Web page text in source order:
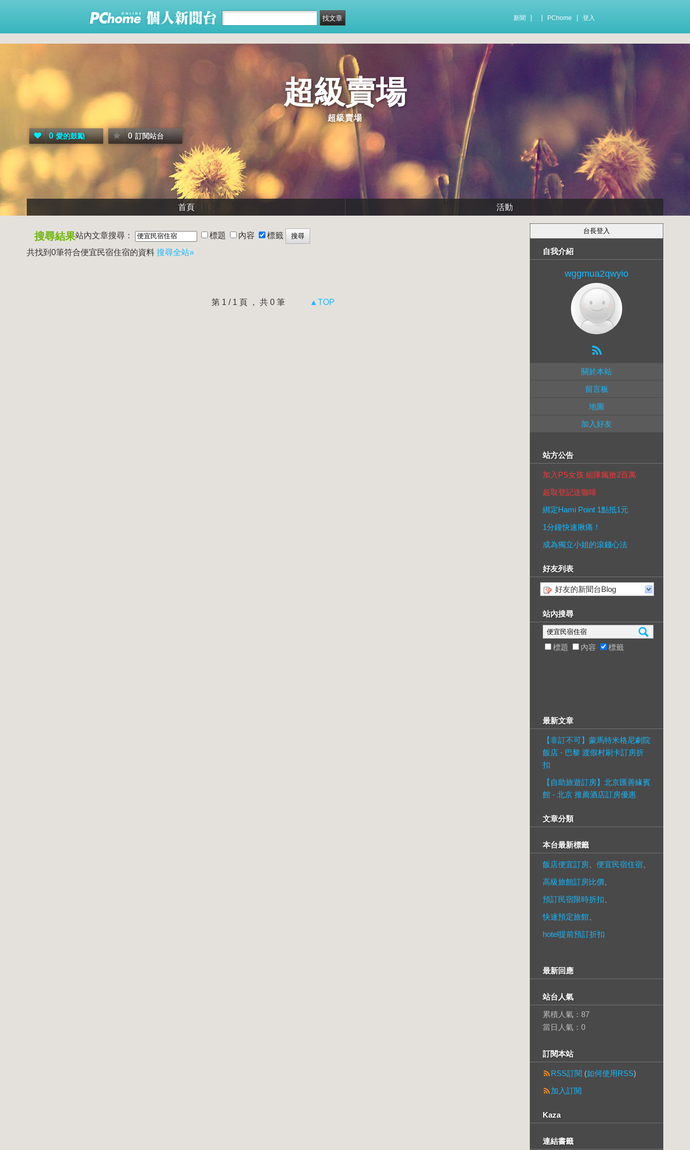
新聞 PChome 登入
超級賣場
超級賣場
0 愛的鼓勵 0 訂閱站台
首頁 活動
搜尋結果站內文章搜尋： 標題 內容
標籤
共找到0筆符合便宜民宿住宿的資料 搜尋全站»
第 1 / 1 頁 ， 共 0 筆 ▲TOP
自我介紹
wggmua2qwyio
關於本站
留言板
地圖
加入好友
站方公告
加入PS女孩 組隊瘋搶2百萬
超取登記送咖啡
綁定Hami Point 1點抵1元
1分鐘快速揪痛！
成為獨立小姐的滾錢心法
好友列表
好友的新聞台Blog
站內搜尋
標題 內容 標籤
最新文章
【非訂不可】蒙馬特米格尼劇院
飯店 - 巴黎 渡假村刷卡訂房折
扣
【自助旅遊訂房】北京匯善緣賓
館 - 北京 推薦酒店訂房優惠
文章分類
本台最新標籤
飯店便宜訂房 便宜民宿住宿
高級旅館訂房比價
預訂民宿限時折扣
快速預定旅館
hotel提前預訂折扣
最新回應
站台人氣
累積人氣： 87
當日人氣： 0
訂閱本站
RSS訂閱 (如何使用RSS)
加入訂閱
Kaza
連結書籤